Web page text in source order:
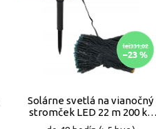
lei331,02
–23 %
Solárne svetlá na vianočný
stromček LED 22 m 200 ks
VYPR